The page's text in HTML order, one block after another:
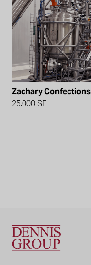
Zachary Confections
25.000 SF